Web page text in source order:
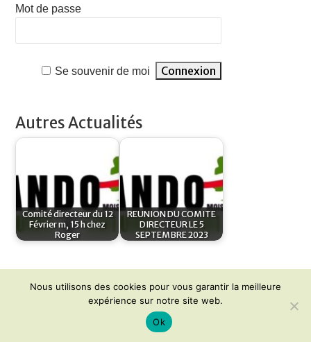
Mot de passe
Se souvenir de moi
Autres Actualités
Comité directeur du 12
Février m, 15 h chez
Roger
REUNION DU COMITE
DIRECTEUR LE 5
SEPTEMBRE 2023
Mentions légales
Nous utilisons des cookies pour vous garantir la meilleure
expérience sur notre site web.
Ok